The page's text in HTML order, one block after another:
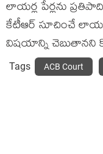
లాయర్ల పేర్లను
కేటీఆర్ సూచించే
విషయాన్ని చెబుతానని
Tags ACB Court